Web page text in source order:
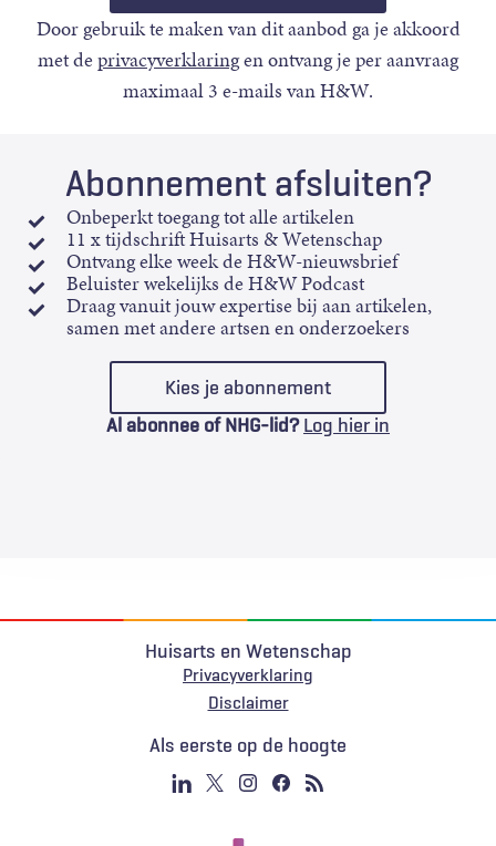
Door gebruik te maken van dit aanbod ga je akkoord
met deprivacyverklaringen ontvang je per aanvraag
maximaal 3 e-mails van H&W.
Abonnement afsluiten?
Onbeperkt toegang tot alle artikelen
11 x tijdschrift Huisarts & Wetenschap
Ontvang elke week de H&W-nieuwsbrief
Beluister wekelijks de H&W Podcast
Draag vanuit jouw expertise bij aan artikelen,
samen met andere artsen en onderzoekers
Kies je abonnement
Al abonnee of NHG-lid? Log hier in
Huisarts en Wetenschap
Privacyverklaring
Voet
Disclaimer
Als eerste op de hoogte